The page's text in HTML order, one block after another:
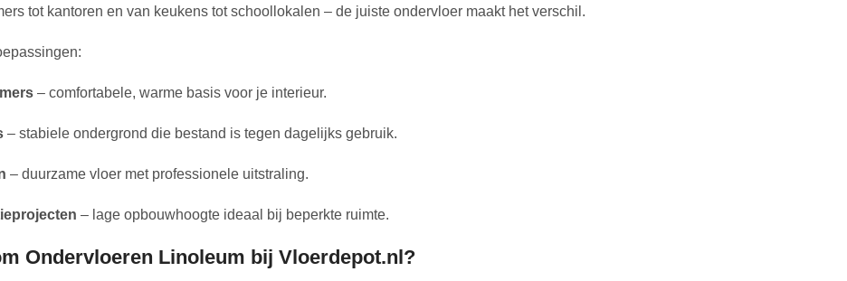
tot kantoren en van keukens tot schoollokalen – de juiste ondervloer maakt het verschil.
– comfortabele, warme basis voor je interieur.
– stabiele ondergrond die bestand is tegen dagelijks gebruik.
– duurzame vloer met professionele uitstraling.
– lage opbouwhoogte ideaal bij beperkte ruimte.
Ondervloeren Linoleum bij Vloerdepot.nl?